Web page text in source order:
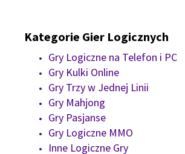
Kategorie Gier Logicznych
Gry Logiczne na Telefon i PC
Gry Kulki Online
Gry Trzy w Jednej Linii
Gry Mahjong
Gry Pasjanse
Gry Logiczne MMO
Inne Logiczne Gry